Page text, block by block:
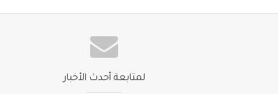
لمتابعة أحدث الأخبار